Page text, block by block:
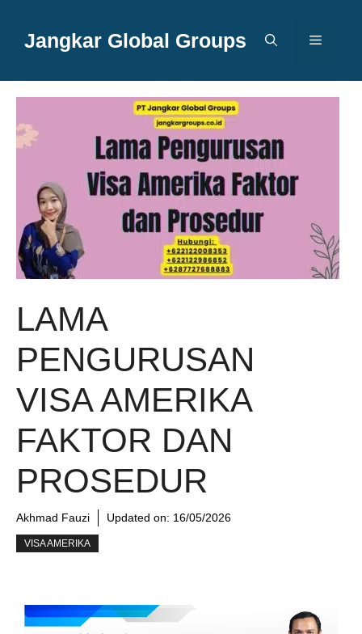
Jangkar Global Groups Menu
LAMA
PENGURUSAN
VISA AMERIKA
FAKTOR DAN
PROSEDUR
Akhmad Fauzi Updated on: 16/05/2026
VISA AMERIKA